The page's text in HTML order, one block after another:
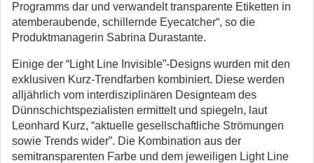
Programms dar und verwandelt transparente Etiketten in
atemberaubende, schillernde Eyecatcher“, so die
Produktmanagerin Sabrina Durastante.
Einige der “Light Line Invisible”-Designs wurden mit den
exklusiven Kurz-Trendfarben kombiniert. Diese werden
alljährlich vom interdisziplinären Designteam des
Dünnschichtspezialisten ermittelt und spiegeln, laut
Leonhard Kurz, “aktuelle gesellschaftliche Strömungen
sowie Trends wider”. Die Kombination aus der
semitransparenten Farbe und dem jeweiligen Light Line